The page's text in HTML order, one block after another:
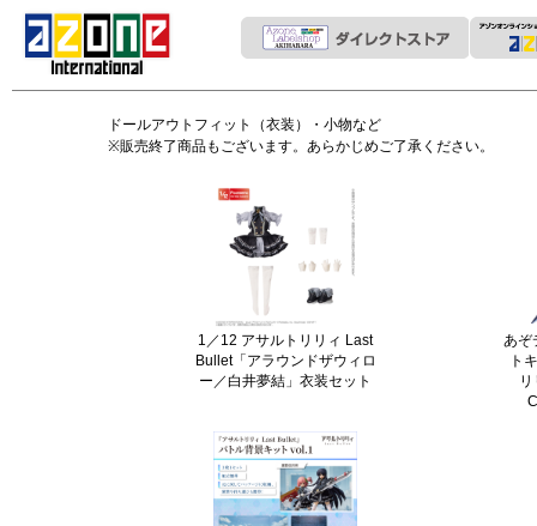
ドールアウトフィット（衣装）・小物など
※販売終了商品もございます。あらかじめご了承ください。
1／12 アサルトリリィ Last
Bullet「アラウンドザウィロ
ー／白井夢結」衣装セット
あぞ
ト